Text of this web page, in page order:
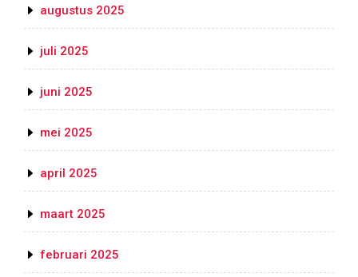
augustus 2025
juli 2025
juni 2025
mei 2025
april 2025
maart 2025
februari 2025